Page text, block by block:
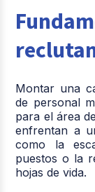
Montar una
de personal
para el área
enfrentan a
como la
puestos o la
hojas de vida.